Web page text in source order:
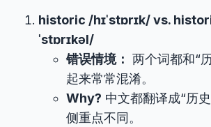
historic /hɪˈstɒrɪk/ vs.
ˈstɒrɪkəl/
错误情境： 两个词都和“
起来常常混淆。
Why? 中文都翻译成“历
侧重点不同。